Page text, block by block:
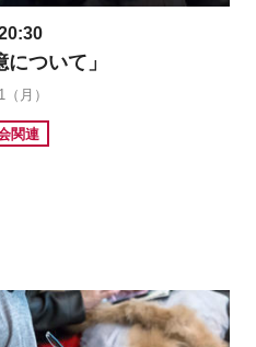
ついて」
月）
関連